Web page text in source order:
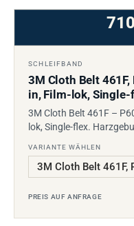
SCHLEIFBAND
3M Cloth Belt
in, Film-lok, Single-
3M Cloth Belt 461F –
lok, Single-flex.
VARIANTE WÄHLEN
PREIS AUF ANFRAGE